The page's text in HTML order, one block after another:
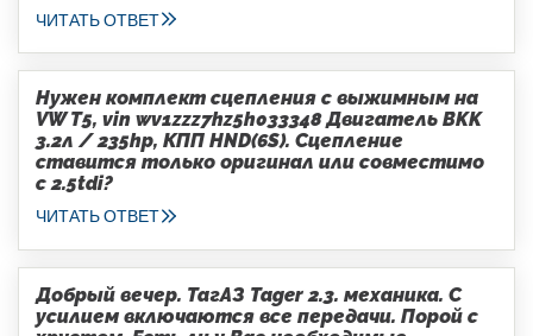
ЧИТАТЬ ОТВЕТ
Нужен комплект сцепления с выжимным на
VW T5, vin wv1zzz7hz5h033348 Двигатель BKK
3.2л / 235hp, КПП HND(6S). Сцепление
ставится только оригинал или совместимо
с 2.5tdi?
ЧИТАТЬ ОТВЕТ
Добрый вечер. ТагАЗ Tager 2.3. механика. С
усилием включаются все передачи. Порой с